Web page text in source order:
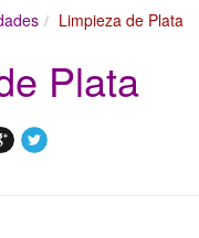
Limpieza de Plata
Plata